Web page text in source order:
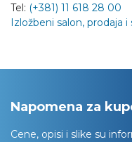
Tel: (+381) 11 618 28 00
Izložbeni salon, prodaja i
Napomena za
Cene, opisi i slike su